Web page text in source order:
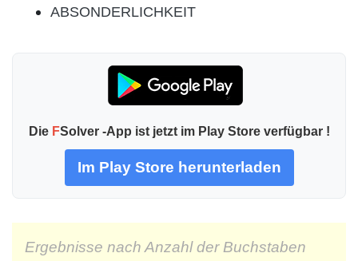
ABSONDERLICHKEIT
Die FSolver -App ist jetzt im Play Store verfügbar !
Im Play Store herunterladen
Ergebnisse nach Anzahl der Buchstaben